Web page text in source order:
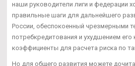
наши руководители лиги и федерации
правильные шаги для дальнейшего
России, обеспокоенный чрезмерными
потребкредитования и ухудшением его
коэффициенты для расчета риска по
Но для общего развития можете